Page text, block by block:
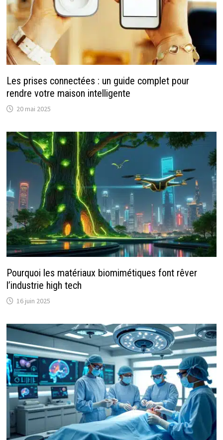
Les prises connectées : un guide complet pour
rendre votre maison intelligente
20 mai 2025
Pourquoi les matériaux biomimétiques font rêver
l’industrie high tech
16 juin 2025